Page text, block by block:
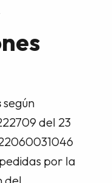
según
del 23
por la